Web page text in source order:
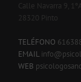
Calle Navarra 9, 1ºA
28320 Pinto
TELÉFONO
EMAIL
WEB